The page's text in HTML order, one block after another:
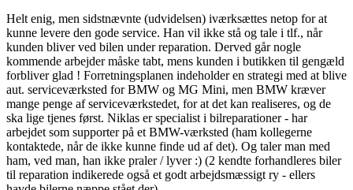
Helt enig, men sidstnævnte (udvidelsen) iværksættes netop for at
kunne levere den gode service. Han vil ikke stå og tale i tlf., når
kunden bliver ved bilen under reparation. Derved går nogle
kommende arbejder måske tabt, mens kunden i butikken til gengæld
forbliver glad ! Forretningsplanen indeholder en strategi med at blive
aut. serviceværksted for BMW og MG Mini, men BMW kræver
mange penge af serviceværkstedet, for at det kan realiseres, og de
ska lige tjenes først. Niklas er specialist i bilreparationer - har
arbejdet som supporter på et BMW-værksted (ham kollegerne
kontaktede, når de ikke kunne finde ud af det). Og taler man med
ham, ved man, han ikke praler / lyver :) (2 kendte forhandleres biler
til reparation indikerede også et godt arbejdsmæssigt ry - ellers